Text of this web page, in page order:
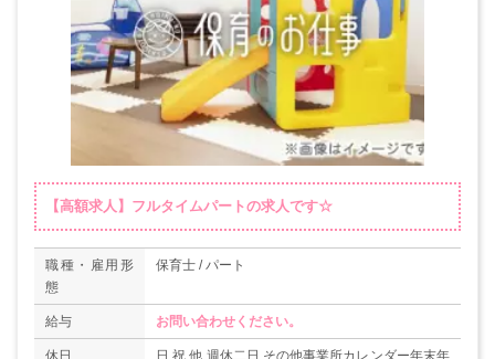
【高額求人】フルタイムパートの求人です☆
職種・雇用形
態
保育士 / パート
給与 お問い合わせください。
休日
日 祝 他 週休二日 その他事業所カレンダー年末年